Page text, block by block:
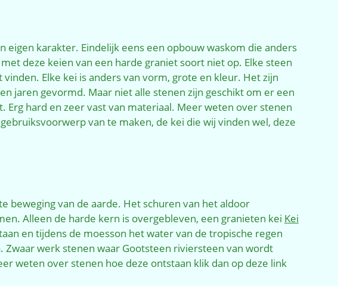
karakter. Eindelijk eens een opbouw waskom die anders
deze keien van een harde graniet soort niet op. Elke steen
Elke kei is anders van vorm, grote en kleur. Het zijn
jaren gevormd. Maar niet alle stenen zijn geschikt om er een
hard en zeer vast van materiaal. Meer weten over stenen
van te maken, de kei die wij vinden wel, deze
beweging van de aarde. Het schuren van het aldoor
Alleen de harde kern is overgebleven, een granieten kei Kei
en tijdens de moesson het water van de tropische regen
werk stenen waar Gootsteen riviersteen van wordt
weten over stenen hoe deze ontstaan klik dan op deze link